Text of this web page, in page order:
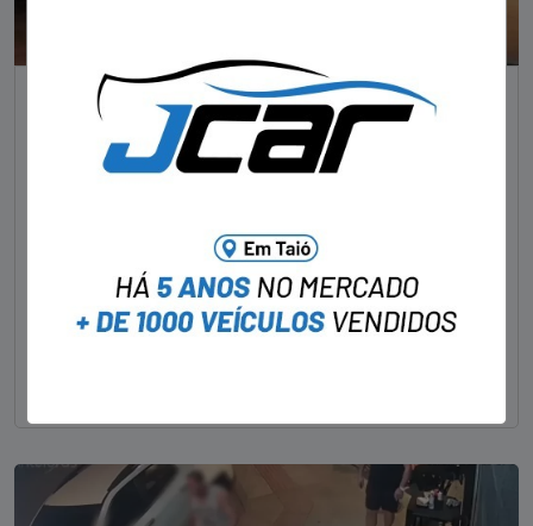
NOTÍCIAS
Foragido pela morte de delegado aposentado
29/01/2023
Um dos dois foragidos investigados pelo latrocínio de
um delegado aposentado em um bar de Criciúma, no